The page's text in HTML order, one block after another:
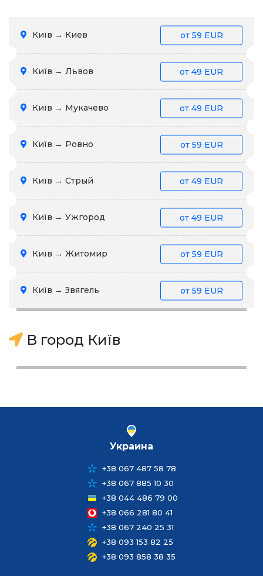
Київ → Киев от 59 EUR
Київ → Львов от 49 EUR
Київ → Мукачево от 49 EUR
Київ → Ровно от 59 EUR
Київ → Стрый от 49 EUR
Київ → Ужгород от 49 EUR
Київ → Житомир от 59 EUR
Київ → Звягель от 59 EUR
В город Київ
Украина
+38 067 487 58 78
+38 067 885 10 30
+38 044 486 79 00
+38 066 281 80 41
+38 067 240 25 31
+38 093 153 82 25
+38 093 858 38 35